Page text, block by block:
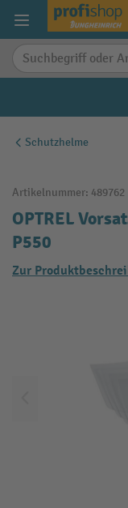
springen
Schutzhelme
Artikelnummer: 489762
OPTREL
P550
Zur